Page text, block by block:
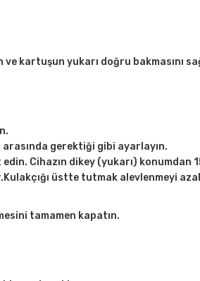
kartuşun yukarı doğru bakmasını
arasında gerektiği gibi ayarlayın.
Cihazın dikey (yukarı)
üstte tutmak alevlenmeyi
tamamen kapatın.